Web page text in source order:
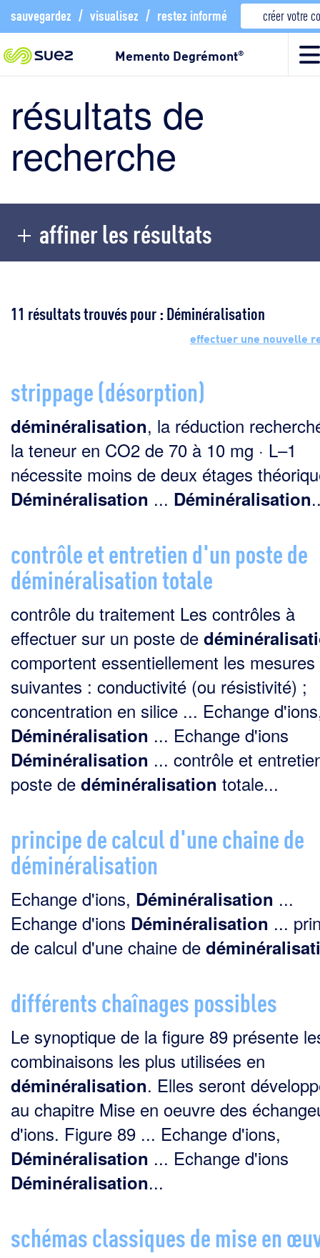
sauvegardez / visualisez / restez informé créer votre
Memento Degrémont®
résultats de
recherche
affiner les résultats
11 résultats trouvés pour : Déminéralisation
effectuer une nouvelle
strippage (désorption)
déminéralisation, la réduction
la teneur en CO2 de 70 à 10 mg · L–1
nécessite moins de deux étages
Déminéralisation ... Déminéralisation
contrôle et entretien d'un poste de
déminéralisation totale
contrôle du traitement Les contrôles à
effectuer sur un poste de
comportent essentiellement les mesures
suivantes : conductivité (ou résistivité) ;
concentration en silice ... Echange
Déminéralisation ... Echange d'ions
Déminéralisation ... contrôle et
poste de déminéralisation totale...
principe de calcul d'une chaine de
déminéralisation
Echange d'ions, Déminéralisation ...
Echange d'ions Déminéralisation ...
de calcul d'une chaine de
différents chaînages possibles
Le synoptique de la figure 89 présente
combinaisons les plus utilisées en
déminéralisation. Elles seront
au chapitre Mise en oeuvre des
d'ions. Figure 89 ... Echange d'ions,
Déminéralisation ... Echange d'ions
Déminéralisation...
schémas classiques de mise en